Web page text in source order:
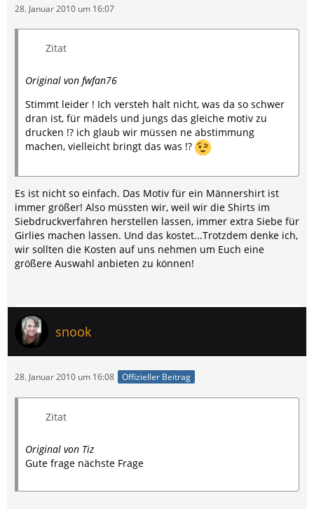
28. Januar 2010 um 16:07
Zitat
Original von fwfan76
Stimmt leider ! Ich versteh halt nicht, was da so schwer
dran ist, für mädels und jungs das gleiche motiv zu
drucken !? ich glaub wir müssen ne abstimmung
machen, vielleicht bringt das was !?
Es ist nicht so einfach. Das Motiv für ein Männershirt ist
immer größer! Also müssten wir, weil wir die Shirts im
Siebdruckverfahren herstellen lassen, immer extra Siebe für
Girlies machen lassen. Und das kostet...Trotzdem denke ich,
wir sollten die Kosten auf uns nehmen um Euch eine
größere Auswahl anbieten zu können!
snook
28. Januar 2010 um 16:08 Offizieller Beitrag
Zitat
Original von Tiz
Gute frage nächste Frage